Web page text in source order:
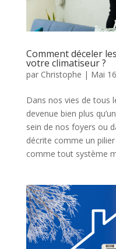
Comment déceler
votre climatiseur ?
par Christophe | Mai
Dans nos vies de tous
devenue bien plus
sein de nos foyers ou
décrite comme un
comme tout système